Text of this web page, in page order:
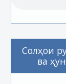
Солҳои
ва